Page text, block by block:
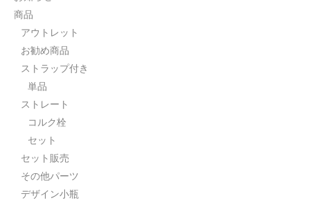
商品
アウトレット
お勧め商品
ストラップ付き
単品
ストレート
コルク栓
セット
セット販売
その他パーツ
デザイン小瓶